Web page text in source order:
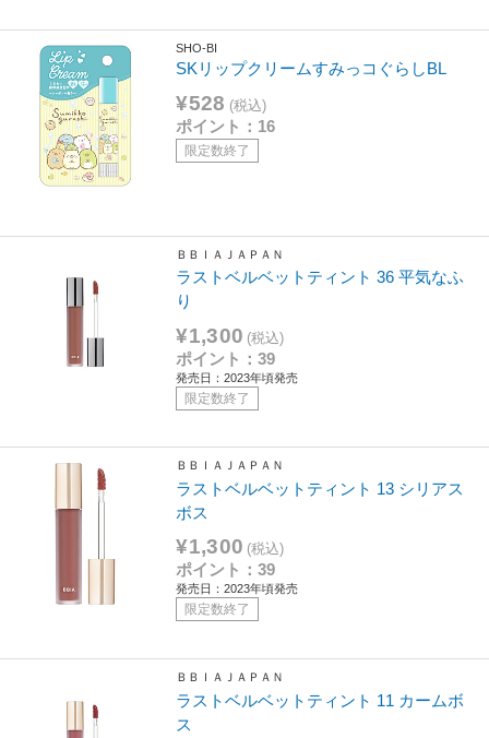
SHO-BI
SKリップクリームすみっコぐらしBL
¥528 (税込)
ポイント：16
限定数終了
ＢＢＩＡＪＡＰＡＮ
ラストベルベットティント 36 平気なふ
り
¥1,300 (税込)
ポイント：39
発売日：2023年頃発売
限定数終了
ＢＢＩＡＪＡＰＡＮ
ラストベルベットティント 13 シリアス
ボス
¥1,300 (税込)
ポイント：39
発売日：2023年頃発売
限定数終了
ＢＢＩＡＪＡＰＡＮ
ラストベルベットティント 11 カームボ
ス